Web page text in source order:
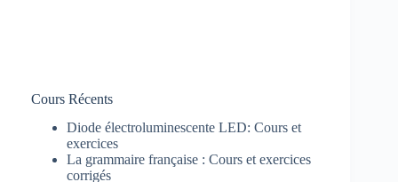
Cours Récents
Diode électroluminescente LED: Cours et
exercices
La grammaire française : Cours et exercices
corrigés